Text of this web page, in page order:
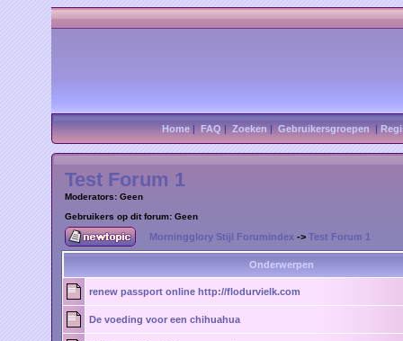
Home|FAQ|Zoeken|Gebruikersgroepen|
Test Forum 1
Moderators: Geen
Gebruikers op dit forum: Geen
Morningglory Stijl Forumindex -> Test Forum 1
Onderwerpen
renew passport online http://flodurvielk.com
De voeding voor een chihuahua